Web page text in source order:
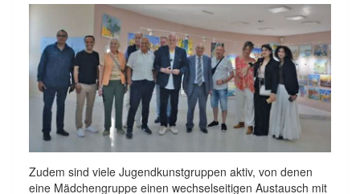
Zudem sind viele Jugendkunstgruppen aktiv, von denen
eine Mädchengruppe einen wechselseitigen Austausch mit